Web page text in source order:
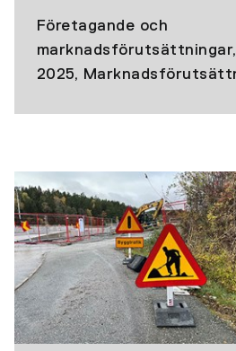
Företagande och
marknadsförutsättningar,
2025,